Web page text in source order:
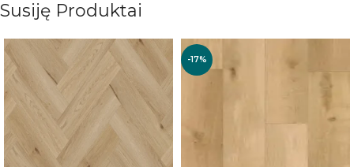
Susiję Produktai
-17%